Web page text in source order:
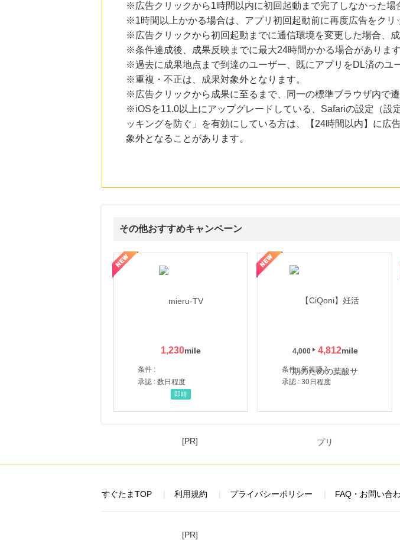
※広告クリックから1時間以内に初回起動まで完了しなかった場
※1時間以上かかる場合は、アプリ初回起動前に再度広告をクリ
※広告クリックから初回起動までに通信環境を変更した場合、
※条件達成後、成果反映までに最大24時間かかる場合があります
※過去に成果地点まで到達のユーザー、既にアプリをDL済のユ
※重複・不正は、成果対象外となります。
※広告クリックから成果に至るまで、同一の標準ブラウザ内で
※iOSを11.0以上にアップグレードしている、Safariの設定（
ッキングを防ぐ」を有効にしている方は、【24時間以内】に
象外となることがあります。
その他おすすめキャンペーン
1,230
条件 :
承認 : 数日程度
即時
4,000 4,812
条件 : 新規購入
承認 : 30日程度
【LOJEL公式サイト】スーツケース・バッグ
【ロデオドライブ】創業70年の信頼と高価買取を実現！ブランド
[PR]
すぐたまTOP 利用規約 プライバシーポリシー FAQ・お問い合
[PR]